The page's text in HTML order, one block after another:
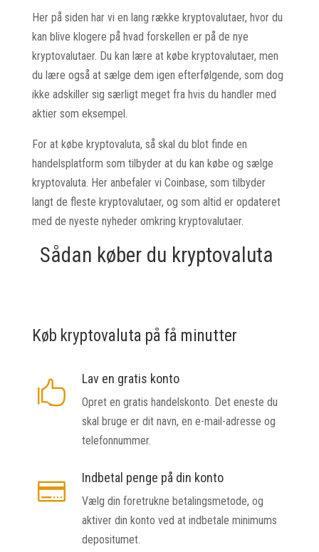
Her på siden har vi en lang række kryptovalutaer, hvor du
kan blive klogere på hvad forskellen er på de nye
kryptovalutaer. Du kan lære at købe kryptovalutaer, men
du lære også at sælge dem igen efterfølgende, som dog
ikke adskiller sig særligt meget fra hvis du handler med
aktier som eksempel.
For at købe kryptovaluta, så skal du blot finde en
handelsplatform som tilbyder at du kan købe og sælge
kryptovaluta. Her anbefaler vi Coinbase, som tilbyder
langt de fleste kryptovalutaer, og som altid er opdateret
med de nyeste nyheder omkring kryptovalutaer.
Sådan køber du kryptovaluta
Køb kryptovaluta på få minutter
 Lav en gratis konto
Opret en gratis handelskonto. Det eneste du
skal bruge er dit navn, en e-mail-adresse og
telefonnummer.
 Indbetal penge på din konto
Vælg din foretrukne betalingsmetode, og
aktiver din konto ved at indbetale minimums
depositumet.